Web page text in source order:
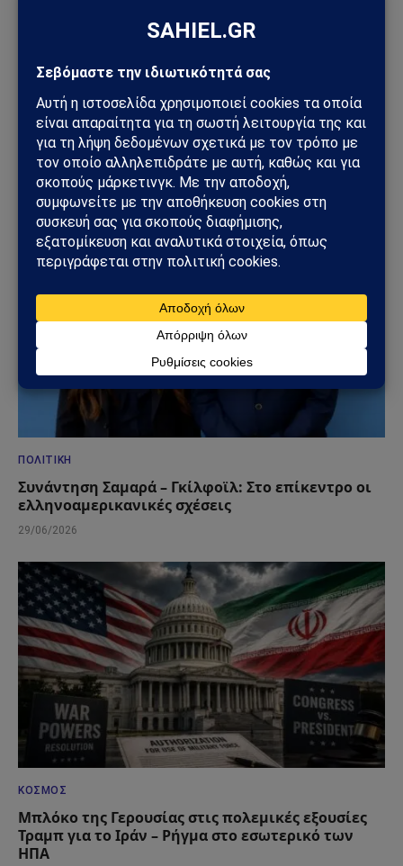
InstagramTumblr
και ανάλυσης με έμφαση στη γεωπολιτική, τη διεθνή
ασφάλεια, τα εθνικά ζητήματα και τις διεθνείς εξελίξεις
που επηρεάζουν την Ελλάδα και τον ευρύτερο ελληνισμό.
ΔΕΙΤΕ ΕΠΙΣΗΣ →
ΠΟΛΙΤΙΚΉ
Συνάντηση Σαμαρά – Γκίλφοϊλ: Στο επίκεντρο οι
ελληνοαμερικανικές σχέσεις
29/06/2026
ΚΌΣΜΟΣ
Μπλόκο της Γερουσίας στις πολεμικές εξουσίες
Τραμπ για το Ιράν – Ρήγμα στο εσωτερικό των
ΗΠΑ